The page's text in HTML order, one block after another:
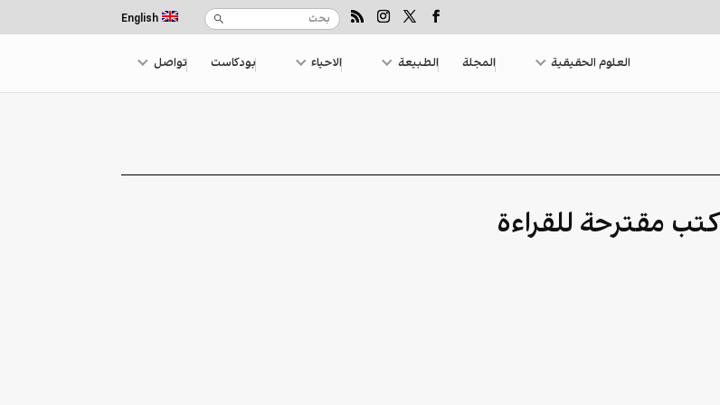
English
العلوم الحقيقية المجلة الطبيعة الاحياء بودكاست تواصل
كتب مقترحة للقراءة